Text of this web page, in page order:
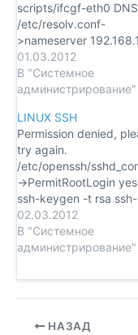
scripts/ifcgf-eth0 DNS
/etc/resolv.conf-
>nameserver
DHCP /etc/dhcp.conf
01.03.2012
В "Системное
администрирование"
LINUX SSH
Permission denied,
try again.
/etc/openssh/
->PermitRootLogin yes
ssh-keygen -t rsa ssh-
copy-id -i
~/.ssh/id_rsa.pub
192.168.1.1
02.03.2012
В "Системное
администрирование"
НАЗАД